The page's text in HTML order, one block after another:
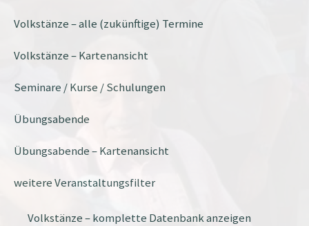
Volkstänze – alle (zukünftige) Termine
Volkstänze – Kartenansicht
Seminare / Kurse / Schulungen
Übungsabende
Übungsabende – Kartenansicht
weitere Veranstaltungsfilter
Volkstänze – komplette Datenbank anzeigen